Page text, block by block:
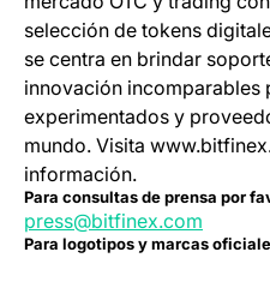
selección de tokens
se centra en brindar
innovación incomparables
experimentados y
mundo. Visita
información.
Para consultas de prensa por
press@bitfinex.com
Para logotipos y marcas